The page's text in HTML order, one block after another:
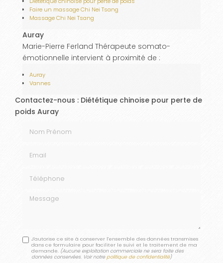
Faire un massage Chi Nei Tsang
Massage Chi Nei Tsang
Auray
Marie-Pierre Ferland Thérapeute somato-
émotionnelle intervient à proximité de :
Auray
Vannes
Contactez-nous : Diététique chinoise pour perte de
poids Auray
Nom Prénom
Téléphone
Message
J'autorise ce site à conserver l'ensemble des données transmises
dans ce formulaire pour faciliter le suivi et le traitement de ma
demande. (Aucune exploitation commerciale ne sera faite des
données conservées. Voir notrepolitique de confidentialité)